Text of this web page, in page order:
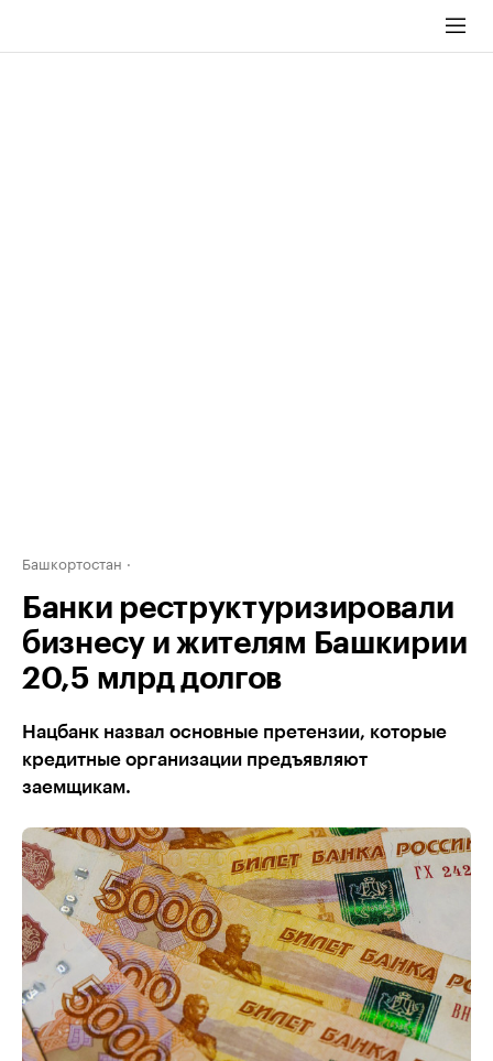
Башкортостан
Банки реструктуризировали
бизнесу и жителям Башкирии
20,5 млрд долгов
Нацбанк назвал основные претензии, которые
кредитные организации предъявляют
заемщикам.